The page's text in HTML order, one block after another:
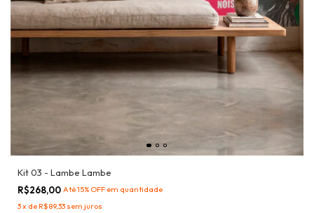
Kit 03 - Lambe Lambe
R$268,00 Até 15% OFF em quantidade
3x deR$89,33 sem juros